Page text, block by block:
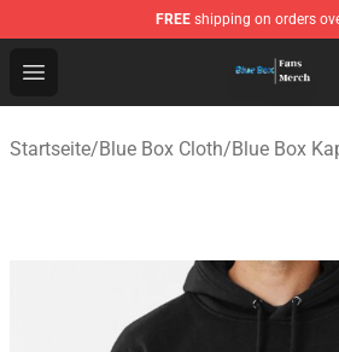
FREE shipping on orders
Open menu
Blue Box Store - Official Blue
Startseite/Blue Box Cloth/Blue Box